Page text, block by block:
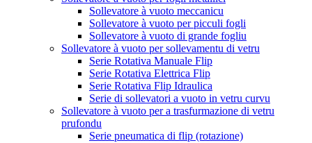
Sollevatore à vuoto meccanicu
Sollevatore à vuoto per picculi fogli
Sollevatore à vuoto di grande fogliu
Sollevatore à vuoto per sollevamentu di vetru
Serie Rotativa Manuale Flip
Serie Rotativa Elettrica Flip
Serie Rotativa Flip Idraulica
Serie di sollevatori a vuoto in vetru curvu
Sollevatore à vuoto per a trasfurmazione di vetru
prufondu
Serie pneumatica di flip (rotazione)